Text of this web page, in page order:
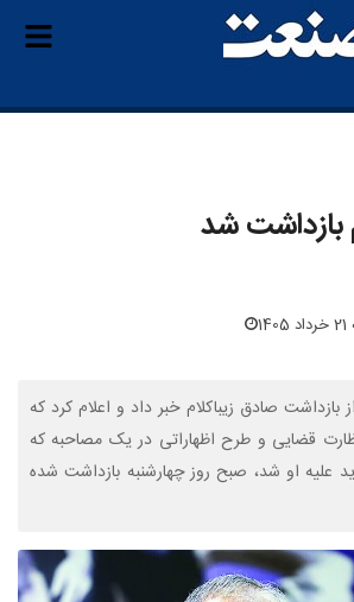
بازداشت شد
بازداشت صادق زیباکلام خبر داد و اعلام کرد که
قضایی و طرح اظهاراتی در یک مصاحبه که
علیه او شد، صبح روز چهارشنبه بازداشت شده